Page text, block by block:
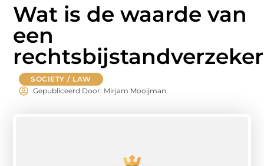
Wat is de waarde van
een
SOCIETY / LAW
Gepubliceerd Door: Mirjam Mooijman